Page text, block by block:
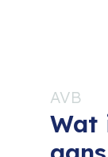
AVB
Wat